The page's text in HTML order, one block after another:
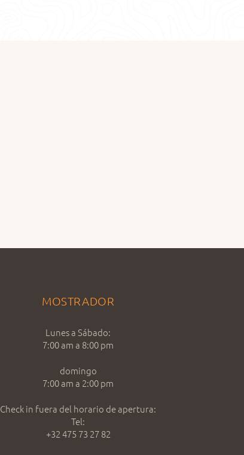
MOSTRADOR
Lunes a Sábado:
7:00 am a 8:00 pm
domingo
7:00 am a 2:00 pm
Check in fuera del horario de apertura:
Tel:
+32 475 73 27 82